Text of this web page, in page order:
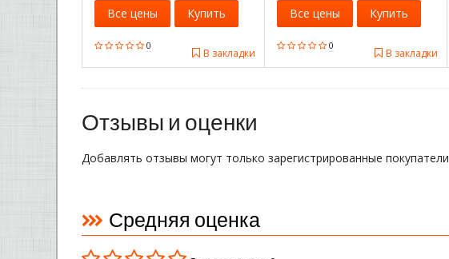
0
В закладки
Все цены Купить
0
В закладки
Все цены Купить
Отзывы и оценки
Добавлять отзывы могут только зарегистрированные покупатели
Средняя оценка